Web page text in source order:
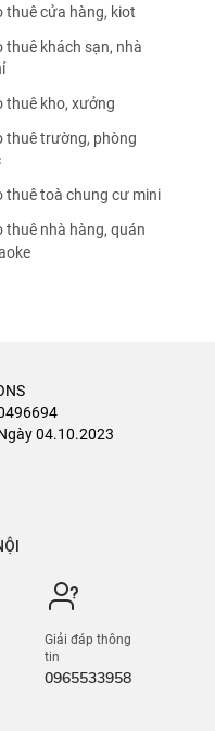
thuê cửa hàng, kiot
thuê khách sạn, nhà
thuê kho, xưởng
thuê trường, phòng
thuê toà chung cư mini
thuê nhà hàng, quán
04.10.2023
Giải đáp thông
tin
0965533958